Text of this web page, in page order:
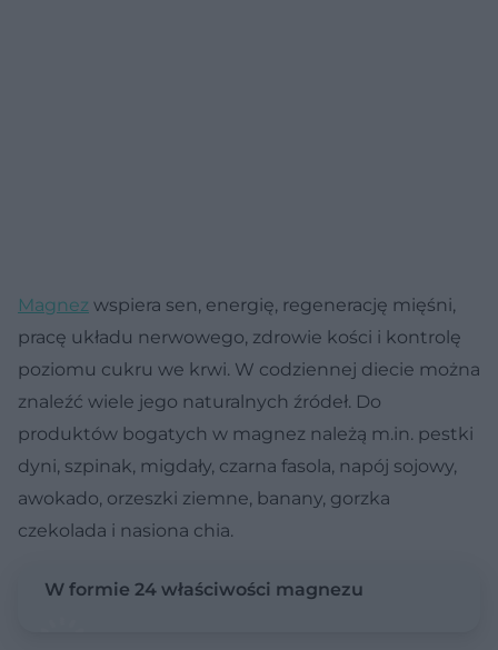
Magnez wspiera sen, energię, regenerację mięśni,
pracę układu nerwowego, zdrowie kości i kontrolę
poziomu cukru we krwi. W codziennej diecie można
znaleźć wiele jego naturalnych źródeł. Do
produktów bogatych w magnez należą m.in. pestki
dyni, szpinak, migdały, czarna fasola, napój sojowy,
awokado, orzeszki ziemne, banany, gorzka
czekolada i nasiona chia.
W formie 24 właściwości magnezu